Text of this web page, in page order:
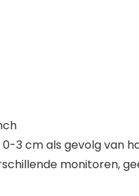
3 cm als gevolg van
monitoren,